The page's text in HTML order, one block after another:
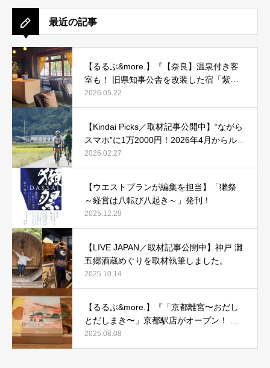
最近の記事
【るるぶ&more.】『【奈良】温泉付き客
室も！ 旧県知事公舎を改装した宿「紫翠
ラグジュアリーコレクションホテル 奈
良」で贅沢ステイ』
2026.05.22
【Kindai Picks／取材記事公開中】“ながら
スマホ”に1万2000円！2026年4月からルー
ル化される、自転車の「青切符」とは？
2026.02.27
【ウエストプランが編集を担当】「獺祭
～経営は八転び八起き～」発刊！
2025.12.29
【LIVE JAPAN／取材記事公開中】神戸 灘
五郷酒蔵めぐりを取材執筆しました。
2025.10.14
【るるぶ&more.】『「京都離宮〜おだし
とだしまき〜」京都駅店がオープン！ だ
しまき弁当やおみやげにもぴったりな人気
メニューをご紹介』記事公開中
2025.08.08